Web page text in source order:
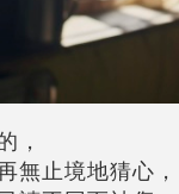
，
無止境地猜心，